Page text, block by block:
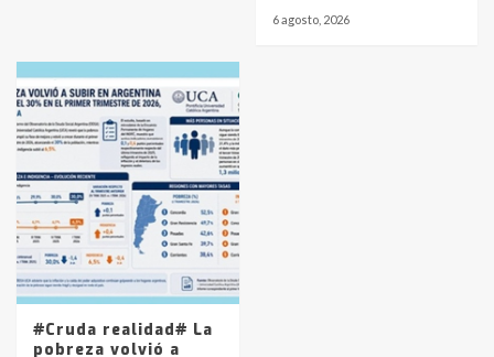
6 agosto, 2026
#Cruda realidad# La
pobreza volvió a